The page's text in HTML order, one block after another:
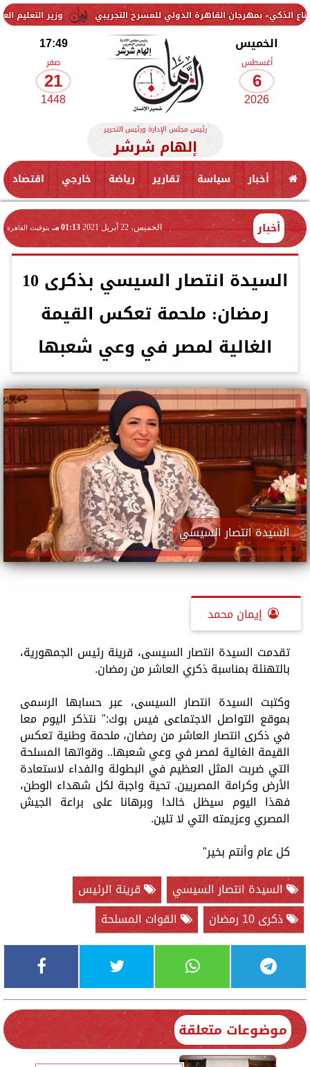
وزير التعليم العالي يبحث مع القاهرة الدولي للمسرح التجريبي
الخميس
أغسطس
6
2026
17:49
صفر
21
1448
رئيس مجلس الإدارة ورئيس التحرير
إلهام شرشر
أخبار سياسة تقارير رياضة خارجي اقتصاد
أخبار الخميس، 22 أبريل 2021 01:13 مـ بتوقيت القاهرة
السيدة انتصار السيسي بذكرى 10
رمضان: ملحمة تعكس القيمة
الغالية لمصر في وعي شعبها
السيدة انتصار السيسي
إيمان محمد
تقدمت السيدة انتصار السيسى، قرينة رئيس الجمهورية،
بالتهنئة بمناسبة ذكري العاشر من رمضان.
وكتبت السيدة انتصار السيسى، عبر حسابها الرسمى
بموقع التواصل الاجتماعى فيس بوك:" نتذكر اليوم معا
في ذكرى انتصار العاشر من رمضان، ملحمة وطنية تعكس
القيمة الغالية لمصر في وعي شعبها.. وقواتها المسلحة
التي ضربت المثل العظيم في البطولة والفداء لاستعادة
الأرض وكرامة المصريين. تحية واجبة لكل شهداء الوطن،
فهذا اليوم سيظل خالدا وبرهانا على براعة الجيش
المصري وعزيمته التي لا تلين.
كل عام وأنتم بخير"
السيدة انتصار السيسي
قرينة الرئيس
ذكرى 10 رمضان
القوات المسلحة
موضوعات متعلقة